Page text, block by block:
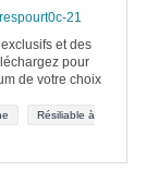
21
et des
pour
de votre choix
Résiliable à